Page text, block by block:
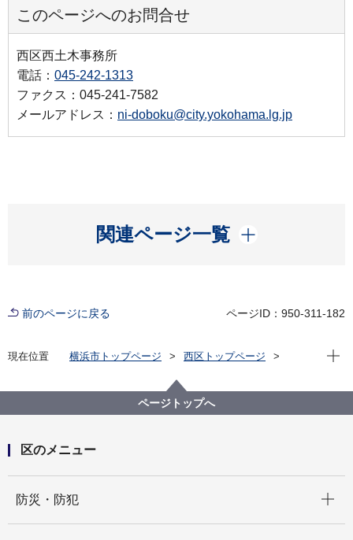
このページへのお問合せ
西区西土木事務所
電話： 045-242-1313
ファクス：045-241-7582
メールアドレス： ni-doboku@city.yokohama.lg.jp
関連ページ一覧
開く
前のページに戻る ページID：950-311-182
現在位置 横浜市トップページ
西区トップページ
下水道・公園係（公園担当）
か行
北幸町公園（きたさいわいちょうこうえん）
現在
ページトップへ
区のメニュー
防災・防犯